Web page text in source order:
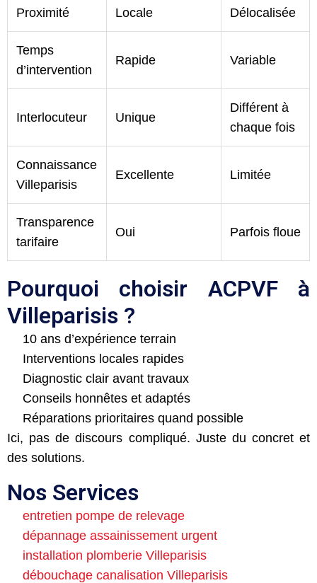
Proximité Locale Délocalisée
Temps
d’intervention
Rapide Variable
Interlocuteur Unique
Différent à
chaque fois
Connaissance
Villeparisis
Excellente Limitée
Transparence
tarifaire
Oui Parfois floue
Pourquoi choisir ACPVF à
Villeparisis ?
10 ans d’expérience terrain
Interventions locales rapides
Diagnostic clair avant travaux
Conseils honnêtes et adaptés
Réparations prioritaires quand possible
Ici, pas de discours compliqué. Juste du concret et
des solutions.
Nos Services
entretien pompe de relevage
dépannage assainissement urgent
installation plomberie Villeparisis
débouchage canalisation Villeparisis